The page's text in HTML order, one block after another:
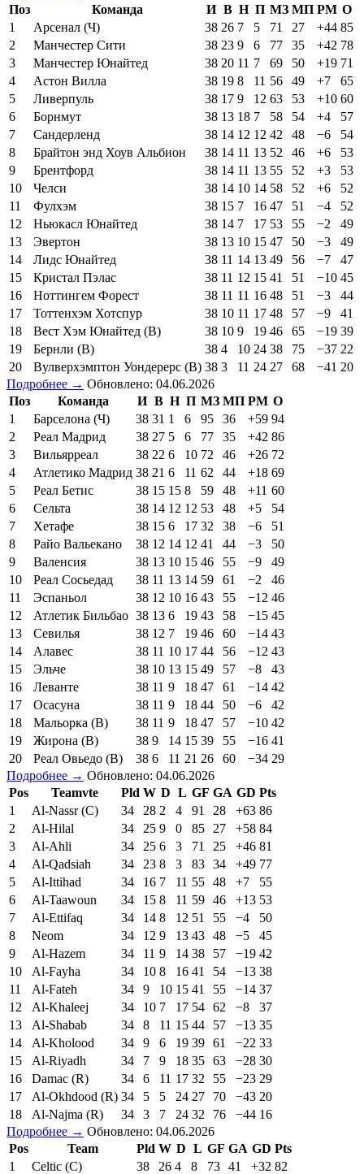
Поз
Команда И В Н П МЗ МП РМ О
1
Арсенал (Ч) 38 26 7 5 71 27 +44 85
2
Манчестер Сити 38 23 9 6 77 35 +42 78
3
Манчестер Юнайтед 38 20 11 7 69 50 +19 71
4
Астон Вилла 38 19 8 11 56 49 +7
65
5
Ливерпуль 38 17 9 12 63 53 +10 60
6
Борнмут 38 13 18 7 58 54 +4
57
7
Сандерленд 38 14 12 12 42 48 −6
54
8
Брайтон энд Хоув Альбион 38 14 11 13 52 46 +6
53
9
Брентфорд 38 14 11 13 55 52 +3
53
10
Челси 38 14 10 14 58 52 +6
52
11
Фулхэм 38 15 7 16 47 51 −4
52
12
Ньюкасл Юнайтед 38 14 7 17 53 55 −2
49
13
Эвертон 38 13 10 15 47 50 −3
49
14
Лидс Юнайтед 38 11 14 13 49 56 −7
47
15
Кристал Пэлас 38 11 12 15 41 51 −10 45
16
Ноттингем Форест 38 11 11 16 48 51 −3
44
17
Тоттенхэм Хотспур 38 10 11 17 48 57 −9
41
18
Вест Хэм Юнайтед (В) 38 10 9 19 46 65 −19 39
19
Бернли (В) 38 4 10 24 38 75 −37 22
20
Вулверхэмптон Уондерерс (В) 38 3 11 24 27 68 −41 20
Подробнее → Обновлено: 04.06.2026
Поз
Команда И В Н П МЗ МП РМ О
1
Барселона (Ч) 38 31 1 6 95 36 +59 94
2
Реал Мадрид 38 27 5 6 77 35 +42 86
3
Вильярреал 38 22 6 10 72 46 +26 72
4
Атлетико Мадрид 38 21 6 11 62 44 +18 69
5
Реал Бетис 38 15 15 8 59 48 +11 60
6
Сельта 38 14 12 12 53 48 +5
54
7
Хетафе 38 15 6 17 32 38 −6
51
8
Райо Вальекано 38 12 14 12 41 44 −3
50
9
Валенсия 38 13 10 15 46 55 −9
49
10
Реал Сосьедад 38 11 13 14 59 61 −2
46
11
Эспаньол 38 12 10 16 43 55 −12 46
12
Атлетик Бильбао 38 13 6 19 43 58 −15 45
13
Севилья 38 12 7 19 46 60 −14 43
14
Алавес 38 11 10 17 44 56 −12 43
15
Эльче 38 10 13 15 49 57 −8
43
16
Леванте 38 11 9 18 47 61 −14 42
17
Осасуна 38 11 9 18 44 50 −6
42
18
Мальорка (В) 38 11 9 18 47 57 −10 42
19
Жирона (В) 38 9 14 15 39 55 −16 41
20
Реал Овьедо (В) 38 6 11 21 26 60 −34 29
Подробнее → Обновлено: 04.06.2026
Pos
Teamvte Pld W D L GF GA GD Pts
1
Al-Nassr (C) 34 28 2 4 91 28 +63 86
2
Al-Hilal 34 25 9 0 85 27 +58 84
3
Al-Ahli 34 25 6 3 71 25 +46 81
4
Al-Qadsiah 34 23 8 3 83 34 +49 77
5
Al-Ittihad 34 16 7 11 55 48 +7
55
6
Al-Taawoun 34 15 8 11 59 46 +13 53
7
Al-Ettifaq 34 14 8 12 51 55 −4
50
8
Neom 34 12 9 13 43 48 −5
45
9
Al-Hazem 34 11 9 14 38 57 −19 42
10
Al-Fayha 34 10 8 16 41 54 −13 38
11
Al-Fateh 34 9 10 15 41 55 −14 37
12
Al-Khaleej 34 10 7 17 54 62 −8
37
13
Al-Shabab 34 8 11 15 44 57 −13 35
14
Al-Kholood 34 9 6 19 39 61 −22 33
15
Al-Riyadh 34 7 9 18 35 63 −28 30
16
Damac (R) 34 6 11 17 32 55 −23 29
17
Al-Okhdood (R) 34 5 5 24 27 70 −43 20
18
Al-Najma (R) 34 3 7 24 32 76 −44 16
Подробнее → Обновлено: 04.06.2026
Pos
Team Pld W D L GF GA GD Pts
1
Celtic (C) 38 26 4 8 73 41 +32 82